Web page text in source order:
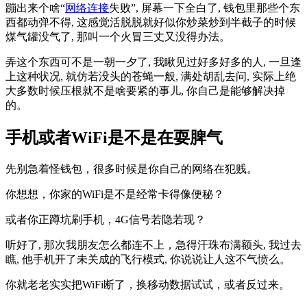
蹦出来个啥“网络连接失败”, 屏幕一下全白了, 钱包里那些个东
西都动弹不得, 这感觉活脱脱就好似你炒菜炒到半截子的时候
煤气罐没气了, 那叫一个火冒三丈又没得办法。
弄这个东西可不是一朝一夕了, 我瞅见过好多好多的人, 一旦逢
上这种状况, 就仿若没头的苍蝇一般, 满处胡乱去问, 实际上绝
大多数时候压根就不是啥要紧的事儿, 你自己是能够解决掉
的。
手机或者WiFi是不是在耍脾气
先别急着怪钱包，很多时候是你自己的网络在犯贱。
你想想，你家的WiFi是不是经常卡得像便秘？
或者你正蹲坑刷手机，4G信号若隐若现？
听好了, 那次我朋友怎么都连不上，急得汗珠布满额头, 我过去
瞧, 他手机开了未关成的飞行模式, 你说说让人这不气愤么。
你就老老实实把WiFi断了，换移动数据试试，或者反过来。